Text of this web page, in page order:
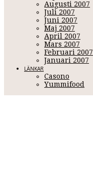
Augusti 2007
Juli 2007
Juni 2007
Maj 2007
April 2007
Mars 2007
Februari 2007
Januari 2007
LÄNKAR
Casono
Yummifood